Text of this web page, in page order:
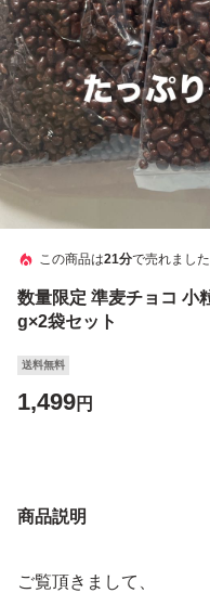
この商品は21分で売れました
数量限定 準麦チョコ 小
g×2袋セット
送料無料
1,499円
商品説明
ご覧頂きまして、